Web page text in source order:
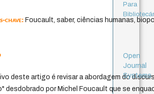
chave:Foucault, saber, ciências humanas,
deste artigo é revisar a abordagem do
desdobrado por Michel Foucault que se
Para
Open
Journal
Systems